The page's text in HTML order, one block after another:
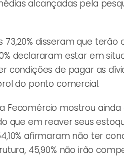
alcançadas pela
73,20% disseram que
declararam estar em
condições de pagar as
do ponto comercial.
Fecomércio mostrou
que em reaver seus
afirmaram não ter
45,90% não irão